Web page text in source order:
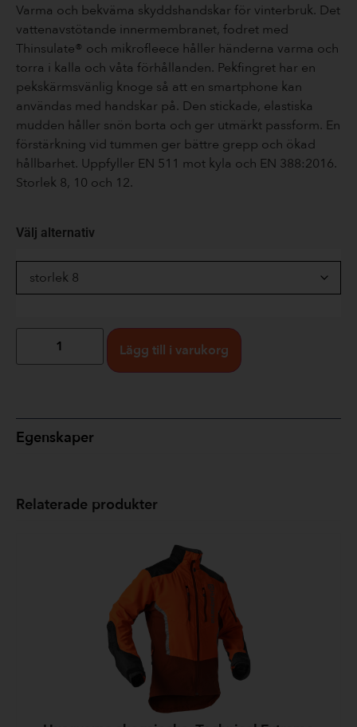
Varma och bekväma skyddshandskar för vinterbruk. Det
vattenavstötande innermembranet, fodret med
Thinsulate® och mikrofleece håller händerna varma och
torra i kalla och våta förhållanden. Pekfingret har en
pekskärmsvänlig knoge så att en smartphone kan
användas med handskar på. Den stickade, elastiska
mudden håller snön borta och ger utmärkt passform. En
förstärkning vid tummen ger bättre grepp och ökad
hållbarhet. Uppfyller EN 511 mot kyla och EN 388:2016.
Storlek 8, 10 och 12.
Välj alternativ
Lägg till i varukorg
Egenskaper
Relaterade produkter